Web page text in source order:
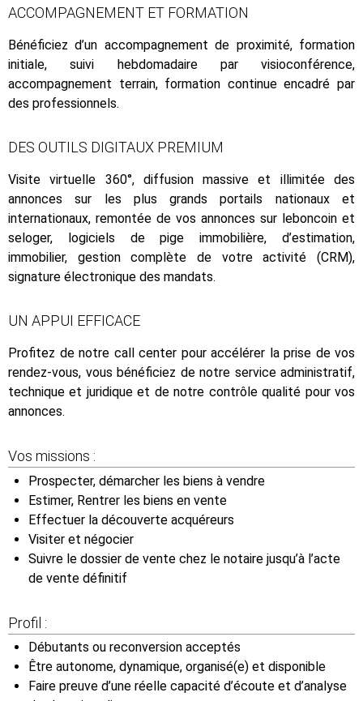
ACCOMPAGNEMENT ET FORMATION
Bénéficiez d’un accompagnement de proximité, formation
initiale, suivi hebdomadaire par visioconférence,
accompagnement terrain, formation continue encadré par
des professionnels.
DES OUTILS DIGITAUX PREMIUM
Visite virtuelle 360°, diffusion massive et illimitée des
annonces sur les plus grands portails nationaux et
internationaux, remontée de vos annonces sur leboncoin et
seloger, logiciels de pige immobilière, d’estimation,
immobilier, gestion complète de votre activité (CRM),
signature électronique des mandats.
UN APPUI EFFICACE
Profitez de notre call center pour accélérer la prise de vos
rendez-vous, vous bénéficiez de notre service administratif,
technique et juridique et de notre contrôle qualité pour vos
annonces.
Vos missions :
Prospecter, démarcher les biens à vendre
Estimer, Rentrer les biens en vente
Effectuer la découverte acquéreurs
Visiter et négocier
Suivre le dossier de vente chez le notaire jusqu’à l’acte
de vente définitif
Profil :
Débutants ou reconversion acceptés
Être autonome, dynamique, organisé(e) et disponible
Faire preuve d’une réelle capacité d’écoute et d’analyse